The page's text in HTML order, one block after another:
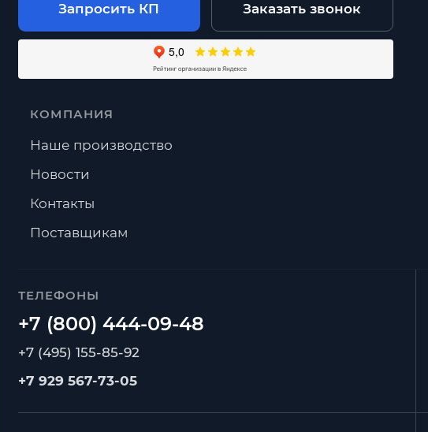
Запросить КП Заказать звонок
ТЕЛЕФОНЫ
+7 (495) 155-85-92
+7 929 567-73-05
КОМПАНИЯ
Наше производство
Новости
Контакты
Поставщикам